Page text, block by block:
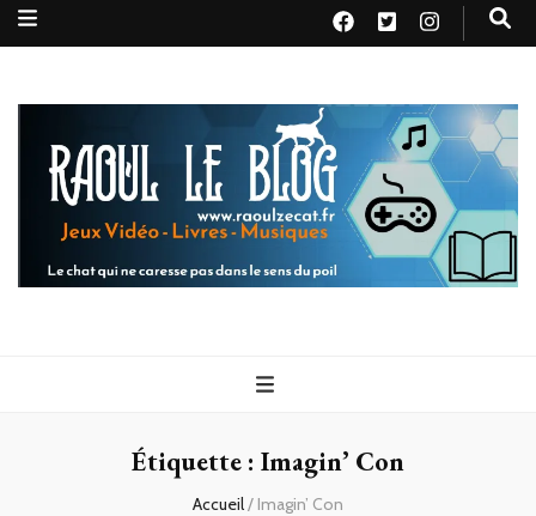
Raoul le
blog
Étiquette : Imagin’ Con
Accueil/ Imagin’ Con